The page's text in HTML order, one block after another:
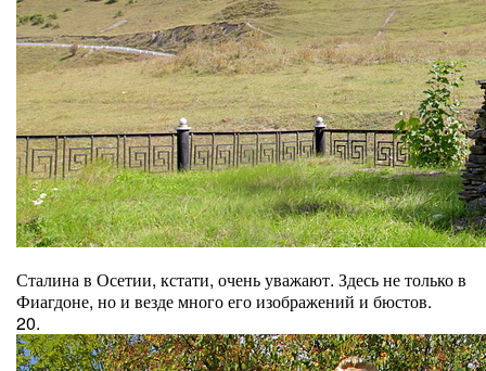
Сталина в Осетии, кстати, очень уважают. Здесь не только в
Фиагдоне, но и везде много его изображений и бюстов.
20.